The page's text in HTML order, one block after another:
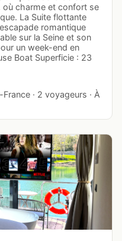
où charme et confort se
La Suite flottante
romantique
sur la Seine et son
un week-end en
Boat Superficie : 23
· 2 voyageurs · À